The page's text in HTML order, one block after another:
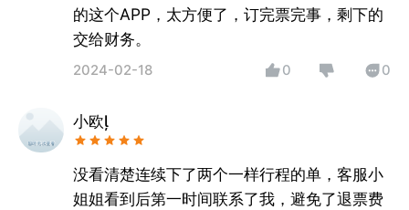
的这个APP，太方便了，订完票完事，剩下的
交给财务。
2024-02-18 0 0
小欧
没看清楚连续下了两个一样行程的单，客服小
姐姐看到后第一时间联系了我，避免了退票费